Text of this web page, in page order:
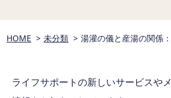
HOME 未分類
湯灌の儀と産湯の関係
ライフサポートの新しいサービスやメ